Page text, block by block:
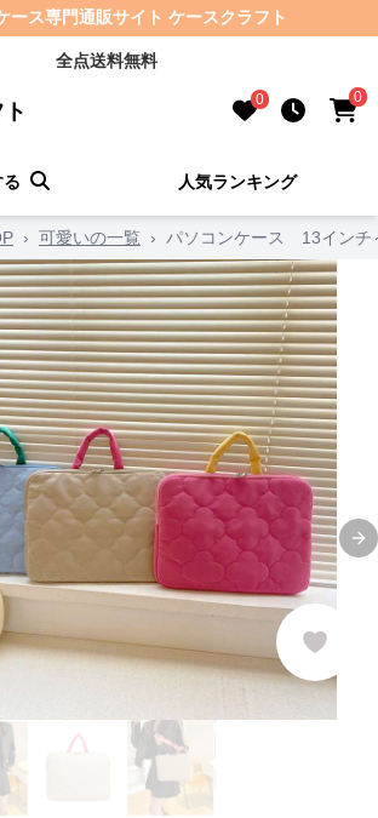
ース専門通販サイト ケースクラフト
全点送料無料
0 0
人気ランキング
› 可愛いの一覧 › パソコンケース 13インチ